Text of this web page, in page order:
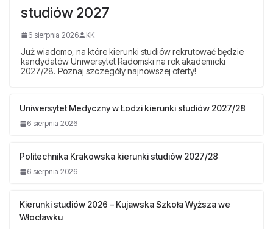
studiów 2027
6 sierpnia 2026 KK
Już wiadomo, na które kierunki studiów rekrutować będzie
kandydatów Uniwersytet Radomski na rok akademicki
2027/28. Poznaj szczegóły najnowszej oferty!
Uniwersytet Medyczny w Łodzi kierunki studiów 2027/28
6 sierpnia 2026
Politechnika Krakowska kierunki studiów 2027/28
6 sierpnia 2026
Kierunki studiów 2026 – Kujawska Szkoła Wyższa we
Włocławku